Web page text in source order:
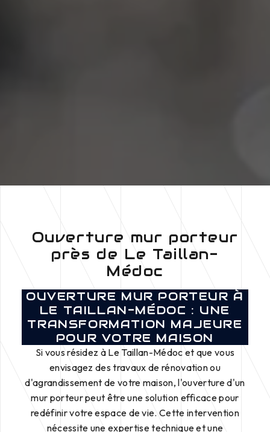
Ouverture mur porteur
près de Le Taillan-
Médoc
OUVERTURE MUR PORTEUR À
LE TAILLAN-MÉDOC : UNE
TRANSFORMATION MAJEURE
POUR VOTRE MAISON
Si vous résidez à Le Taillan-Médoc et que vous
envisagez des travaux de rénovation ou
d'agrandissement de votre maison, l'ouverture d'un
mur porteur peut être une solution efficace pour
redéfinir votre espace de vie. Cette intervention
nécessite une expertise technique et une